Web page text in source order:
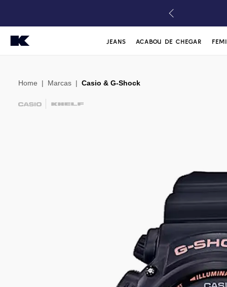
JEANS ACABOU DE CHEGAR
Home | Marcas | Casio & G-Shock